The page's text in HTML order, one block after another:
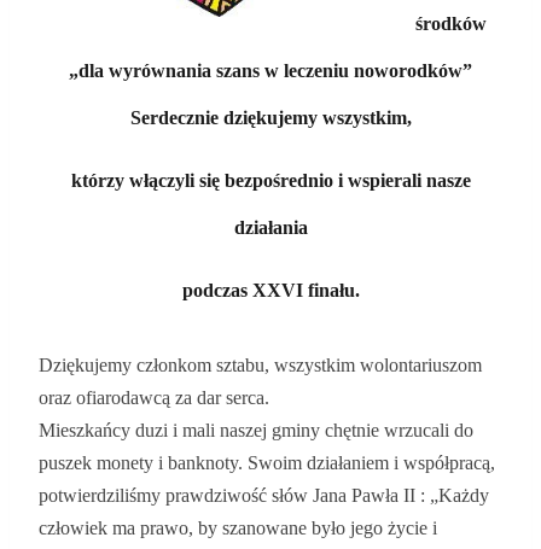
środków
„dla wyrównania szans w leczeniu noworodków”
Serdecznie dziękujemy wszystkim,
którzy włączyli się bezpośrednio i wspierali nasze
działania
podczas XXVI finału.
Dziękujemy członkom sztabu, wszystkim wolontariuszom
oraz ofiarodawcą za dar serca.
Mieszkańcy duzi i mali naszej gminy chętnie wrzucali do
puszek monety i banknoty. Swoim działaniem i współpracą,
potwierdziliśmy prawdziwość słów Jana Pawła II : „Każdy
człowiek ma prawo, by szanowane było jego życie i